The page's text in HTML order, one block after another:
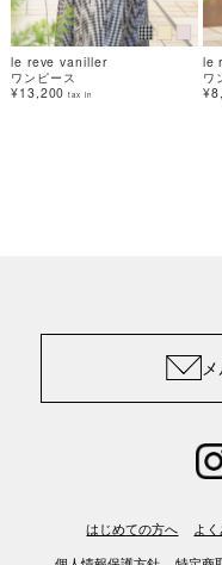
le reve vaniller
ワンピース
¥13,200 tax in
le
ワ
はじめての方へ よ